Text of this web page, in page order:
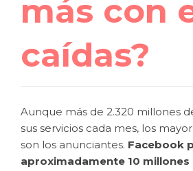
más con
caídas?
Aunque más de 2.320 millones
sus servicios cada mes, los
son los anunciantes. Facebook
aproximadamente 10